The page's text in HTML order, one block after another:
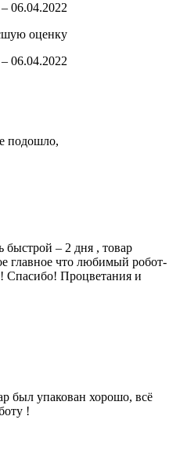
– 06.04.2022
оценку
– 06.04.2022
подошло,
быстрой – 2 дня , товар
главное что любимый робот-
Спасибо! Процветания и
был упакован хорошо, всё
!